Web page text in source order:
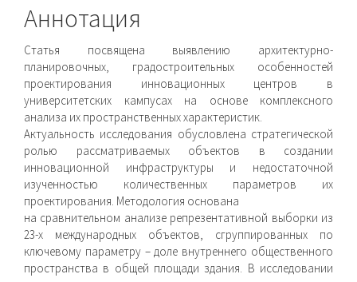
Аннотация
Статья посвящена выявлению архитектурно-
планировочных, градостроительных особенностей
проектирования инновационных центров в
университетских кампусах на основе комплексного
анализа их пространственных характеристик.
Актуальность исследования обусловлена стратегической
ролью рассматриваемых объектов в создании
инновационной инфраструктуры и недостаточной
изученностью количественных параметров их
проектирования. Методология основана
на сравнительном анализе репрезентативной выборки из
23-х международных объектов, сгруппированных по
ключевому параметру – доле внутреннего общественного
пространства в общей площади здания. В исследовании